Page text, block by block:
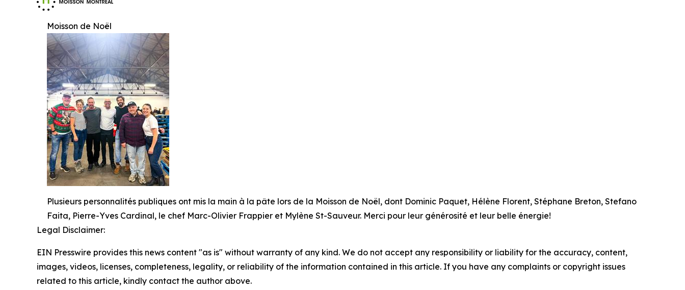
Moisson de Noël
Plusieurs personnalités publiques ont mis la main à la pâte lors de la Moisson de Noël, dont Dominic Paquet, Hélène Florent, Stéphane Breton, Stefano
Faita, Pierre-Yves Cardinal, le chef Marc-Olivier Frappier et Mylène St-Sauveur. Merci pour leur générosité et leur belle énergie!
Legal Disclaimer:
EIN Presswire provides this news content "as is" without warranty of any kind. We do not accept any responsibility or liability for the accuracy, content,
images, videos, licenses, completeness, legality, or reliability of the information contained in this article. If you have any complaints or copyright issues
related to this article, kindly contact the author above.